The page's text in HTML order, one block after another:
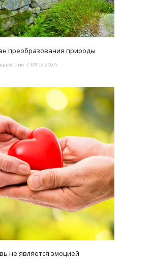
преобразования природы
09.12.2024
не является эмоцией